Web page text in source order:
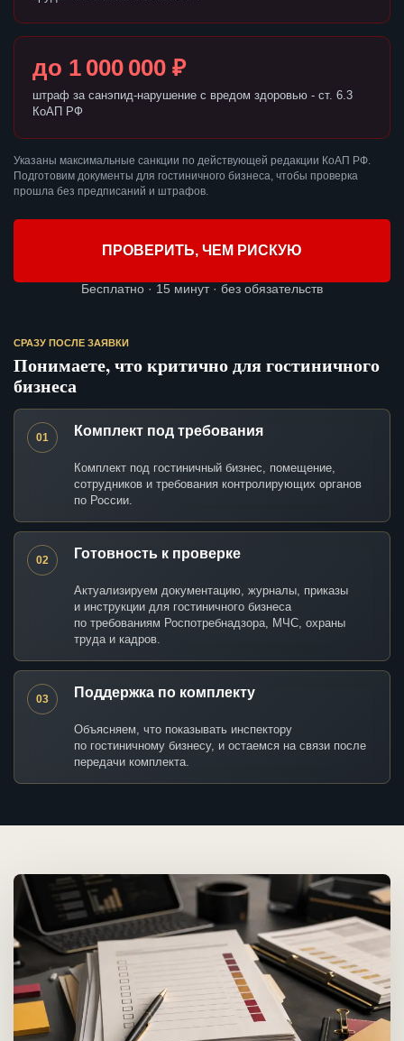
до 1 000 000 ₽
штраф за санэпид-нарушение с вредом здоровью - ст. 6.3
КоАП РФ
Указаны максимальные санкции по действующей редакции КоАП РФ.
Подготовим документы для гостиничного бизнеса, чтобы проверка
прошла без предписаний и штрафов.
ПРОВЕРИТЬ, ЧЕМ РИСКУЮ
Бесплатно · 15 минут · без обязательств
СРАЗУ ПОСЛЕ ЗАЯВКИ
Понимаете, что критично для гостиничного
бизнеса
01 Комплект под требования
Комплект под гостиничный бизнес, помещение,
сотрудников и требования контролирующих органов
по России.
02 Готовность к проверке
Актуализируем документацию, журналы, приказы
и инструкции для гостиничного бизнеса
по требованиям Роспотребнадзора, МЧС, охраны
труда и кадров.
03 Поддержка по комплекту
Объясняем, что показывать инспектору
по гостиничному бизнесу, и остаемся на связи после
передачи комплекта.